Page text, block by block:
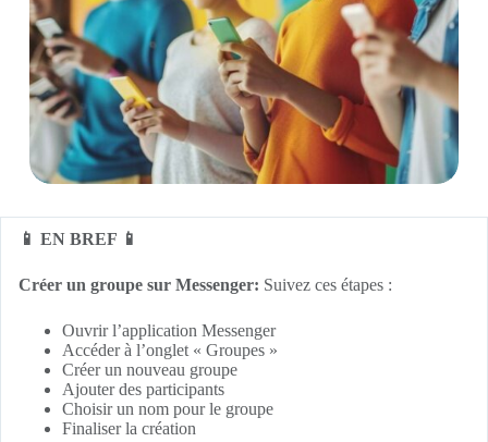
📱 EN BREF 📱
Créer un groupe sur Messenger: Suivez ces étapes :
Ouvrir l’application Messenger
Accéder à l’onglet « Groupes »
Créer un nouveau groupe
Ajouter des participants
Choisir un nom pour le groupe
Finaliser la création